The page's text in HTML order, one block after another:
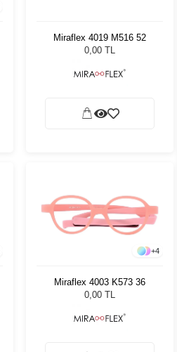
Miraflex 4019 M516 52
0,00 TL
+4
Miraflex 4003 K573 36
0,00 TL